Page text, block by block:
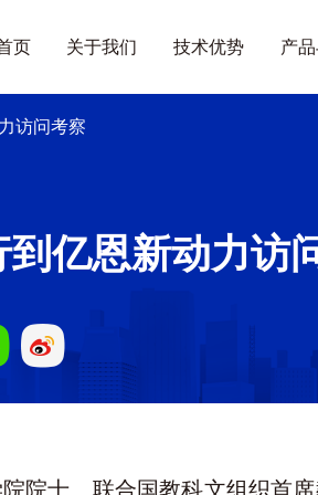
页 关于我们 技术优势 产
访问考察
亿恩新动力访
院士、联合国教科文组织首